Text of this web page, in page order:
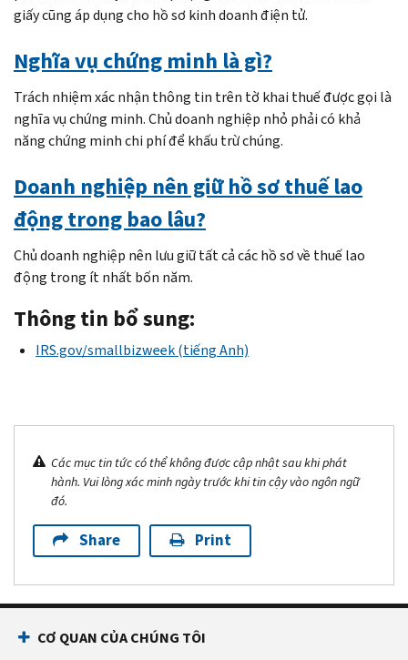
giấy cũng áp dụng cho hồ sơ kinh doanh điện tử.
Nghĩa vụ chứng minh là gì?
Trách nhiệm xác nhận thông tin trên tờ khai thuế được gọi là
nghĩa vụ chứng minh. Chủ doanh nghiệp nhỏ phải có khả
năng chứng minh chi phí để khấu trừ chúng.
Doanh nghiệp nên giữ hồ sơ thuế lao
động trong bao lâu?
Chủ doanh nghiệp nên lưu giữ tất cả các hồ sơ về thuế lao
động trong ít nhất bốn năm.
Thông tin bổ sung:
IRS.gov/smallbizweek (tiếng Anh)
Các mục tin tức có thể không được cập nhật sau khi phát
hành. Vui lòng xác minh ngày trước khi tin cậy vào ngôn ngữ
đó.
Share Print
CƠ QUAN CỦA CHÚNG TÔI